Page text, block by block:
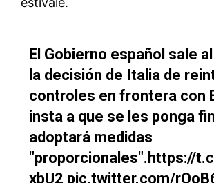
Insight Publications
À propos
Nous contacter
Formules d’abonnement